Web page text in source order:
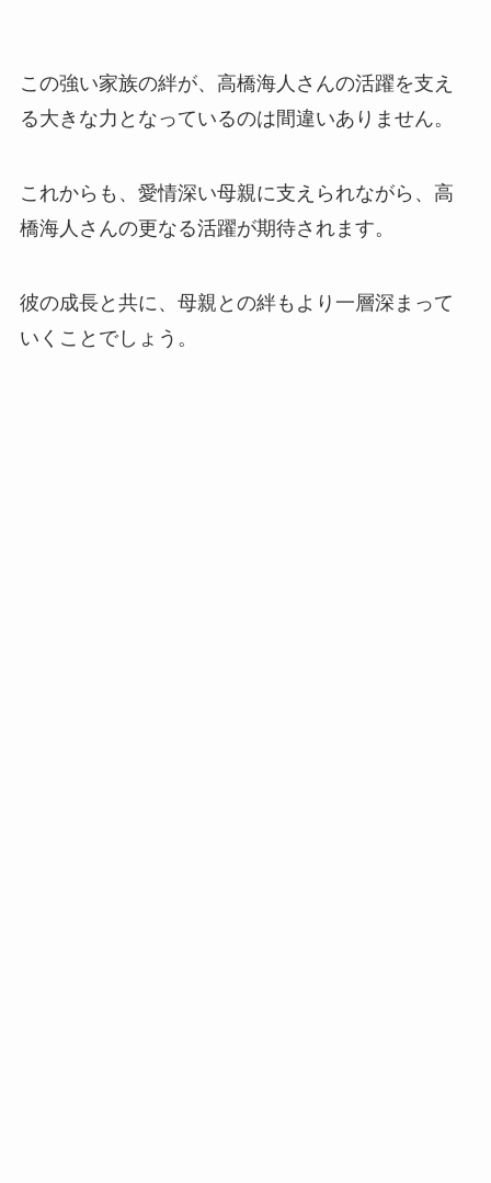
この強い家族の絆が、高橋海人さんの活躍を支え
る大きな力となっているのは間違いありません。
これからも、愛情深い母親に支えられながら、高
橋海人さんの更なる活躍が期待されます。
彼の成長と共に、母親との絆もより一層深まって
いくことでしょう。